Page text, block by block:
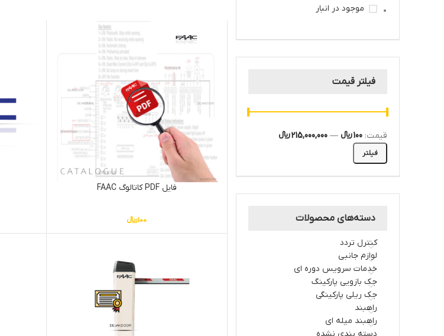
موجود در انبار
فیلتر قیمت
فیلتر
قیمت: 100 ﷼ — 215,000,000 ﷼
دسته‌های محصولات
کنترل تردد
لوازم جانبی
خدمات سرویس دوره ای
جک بازویی پارکینگ
جک ریلی پارکینگی
راهبند
راهبند میله ای
فایل PDF کاتالوگ FAAC
100﷼